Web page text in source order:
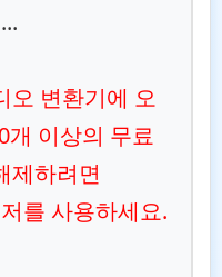
오 변환기에 오
개 이상의 무료
제하려면
를 사용하세요.